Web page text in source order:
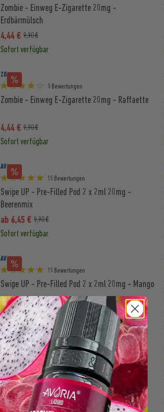
Zombie - Einweg E-Zigarette 20mg -
Erdbärmülsch
4,44 € 9,90 €
Sofort verfügbar
ZOMBIE
5 Bewertungen
Zombie - Einweg E-Zigarette 20mg - Raffaette
4,44 € 9,90 €
Sofort verfügbar
AVORIA
15 Bewertungen
Swipe UP - Pre-Filled Pod 2 x 2ml 20mg -
Beerenmix
ab 6,45 € 9,90 €
Sofort verfügbar
AVORIA
15 Bewertungen
Swipe UP - Pre-Filled Pod 2 x 2ml 20mg - Mango
ab 6,45 € 9,90 €
Sofort verfügbar
AVORIA
15 Bewertungen
Swipe UP - Pre-Filled Pod 2 x 2ml 20mg -
Kaktusfeige
ab 6,45 € 9,90 €